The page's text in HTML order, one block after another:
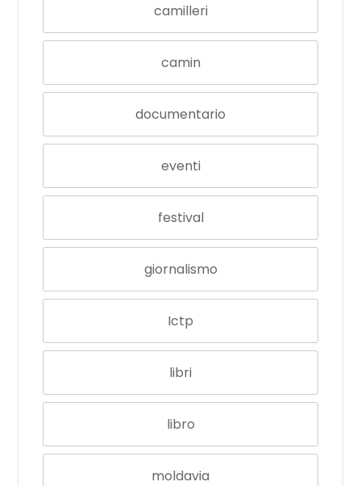
camilleri
camin
documentario
eventi
festival
giornalismo
Ictp
libri
libro
moldavia